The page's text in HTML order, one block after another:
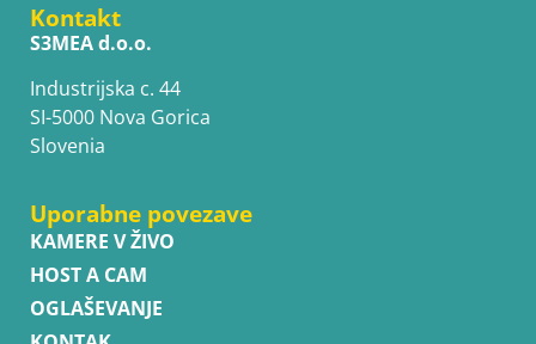
Kontakt
S3MEA d.o.o.
Industrijska c. 44
SI-5000 Nova Gorica
Slovenia
Uporabne povezave
KAMERE V ŽIVO
HOST A CAM
OGLAŠEVANJE